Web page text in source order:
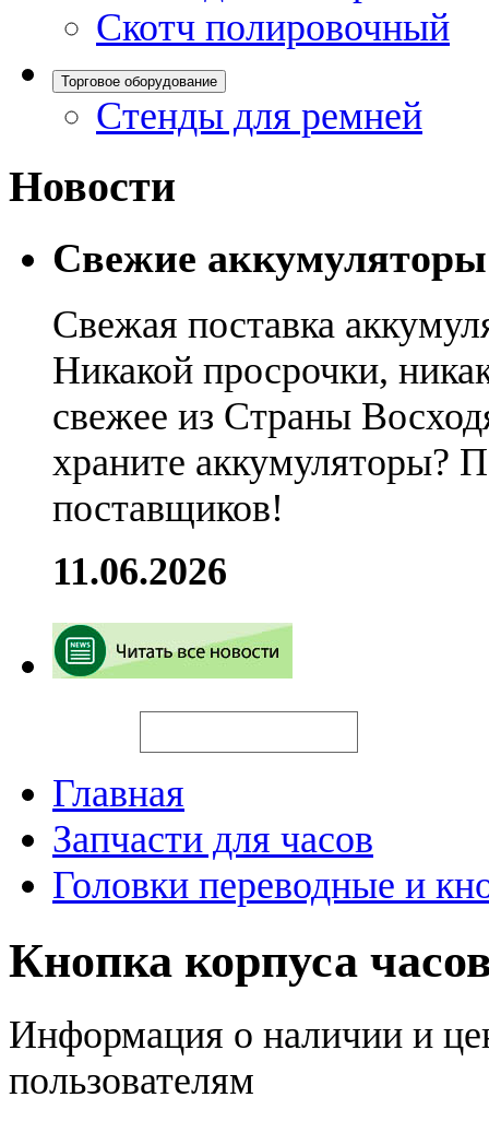
Скотч полировочный
Торговое оборудование
Стенды для ремней
Новости
Свежие
Свежая поставка
Никакой просрочки,
свежее из Страны
храните аккумуляторы?
поставщиков!
11.06.2026
Главная
Запчасти для часов
Головки переводные и
Кнопка корпуса
Информация о наличии и
пользователям